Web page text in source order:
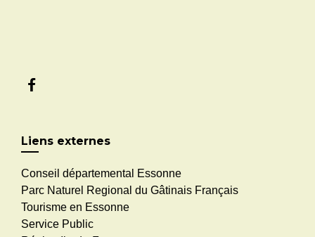
Liens externes
Conseil départemental Essonne
Parc Naturel Regional du Gâtinais Français
Tourisme en Essonne
Service Public